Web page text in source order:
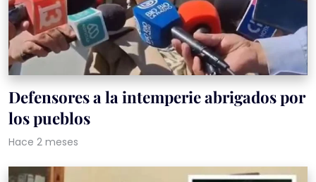
Defensores a la intemperie abrigados por
los pueblos
Hace 2 meses